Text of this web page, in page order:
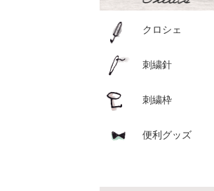
クロシェ
刺繍針
刺繍枠
便利グッズ